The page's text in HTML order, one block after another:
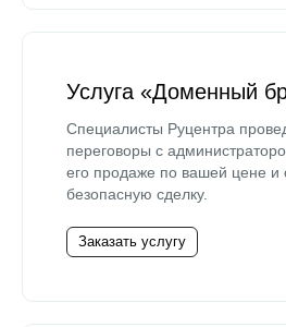
Услуга «Доменный
Специалисты Руцентра
переговоры с
его продаже по вашей цене и
безопасную сделку.
Заказать услугу